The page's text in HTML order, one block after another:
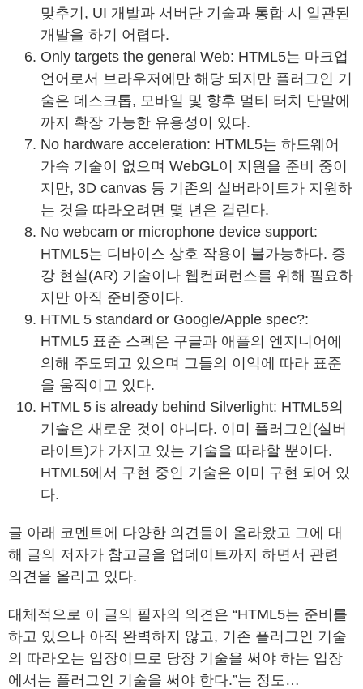
맞추기, UI 개발과 서버단 기술과 통합 시 일관된
개발을 하기 어렵다.
Only targets the general Web: HTML5는 마크업
언어로서 브라우저에만 해당 되지만 플러그인 기
술은 데스크톱, 모바일 및 향후 멀티 터치 단말에
까지 확장 가능한 유용성이 있다.
No hardware acceleration: HTML5는 하드웨어
가속 기술이 없으며 WebGL이 지원을 준비 중이
지만, 3D canvas 등 기존의 실버라이트가 지원하
는 것을 따라오려면 몇 년은 걸린다.
No webcam or microphone device support:
HTML5는 디바이스 상호 작용이 불가능하다. 증
강 현실(AR) 기술이나 웹컨퍼런스를 위해 필요하
지만 아직 준비중이다.
HTML 5 standard or Google/Apple spec?:
HTML5 표준 스펙은 구글과 애플의 엔지니어에
의해 주도되고 있으며 그들의 이익에 따라 표준
을 움직이고 있다.
HTML 5 is already behind Silverlight: HTML5의
기술은 새로운 것이 아니다. 이미 플러그인(실버
라이트)가 가지고 있는 기술을 따라할 뿐이다.
HTML5에서 구현 중인 기술은 이미 구현 되어 있
다.
글 아래 코멘트에 다양한 의견들이 올라왔고 그에 대
해 글의 저자가 참고글을 업데이트까지 하면서 관련
의견을 올리고 있다.
대체적으로 이 글의 필자의 의견은 “HTML5는 준비를
하고 있으나 아직 완벽하지 않고, 기존 플러그인 기술
의 따라오는 입장이므로 당장 기술을 써야 하는 입장
에서는 플러그인 기술을 써야 한다.”는 정도…